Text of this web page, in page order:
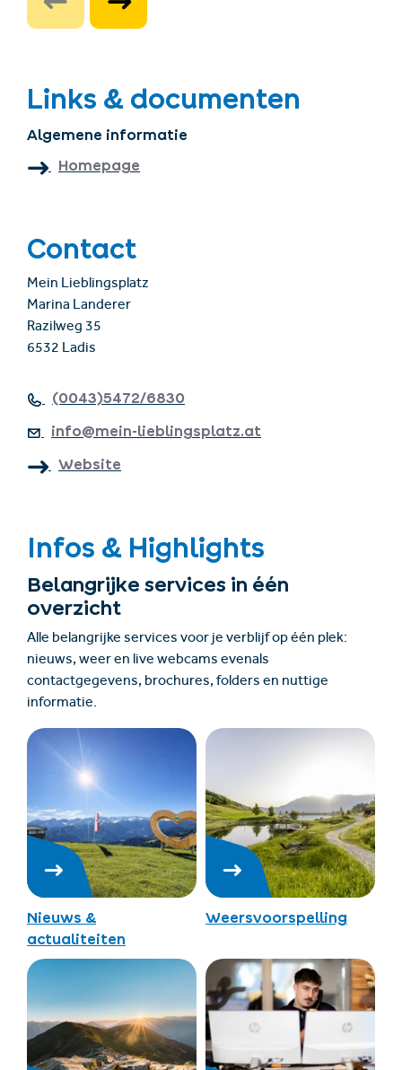
Links & documenten
Algemene informatie
Homepage
Contact
Mein Lieblingsplatz
Marina Landerer
Razilweg 35
6532 Ladis
(0043)5472/6830
info@mein-lieblingsplatz.at
Website
Infos & Highlights
Belangrijke services in één
overzicht
Alle belangrijke services voor je verblijf op één plek:
nieuws, weer en live webcams evenals
contactgegevens, brochures, folders en nuttige
informatie.
Nieuws &
actualiteiten
Weersvoorspelling